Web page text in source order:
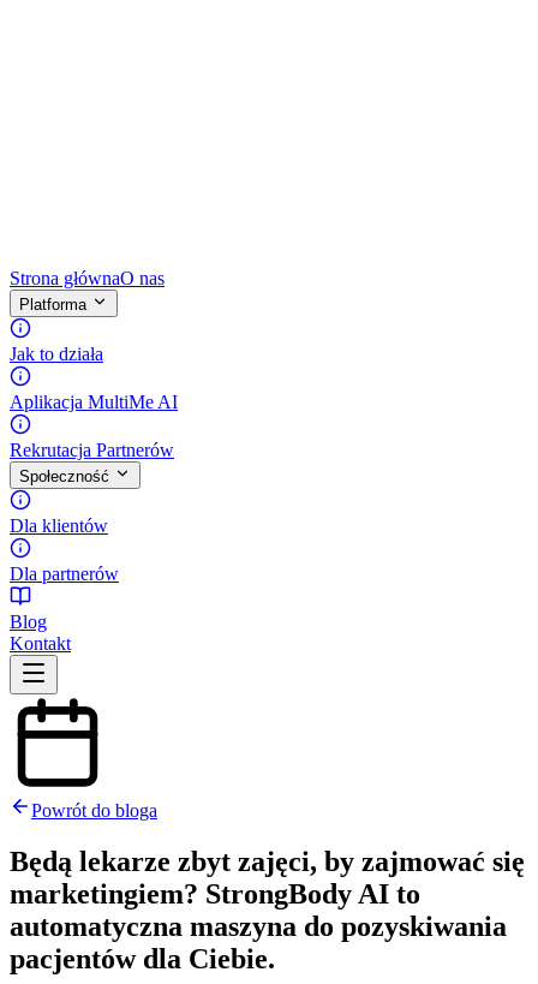
Strona głównaO nas
Platforma
Jak to działa
Aplikacja MultiMe AI
Rekrutacja Partnerów
Społeczność
Dla klientów
Dla partnerów
Blog
Kontakt
Powrót do bloga
Będą lekarze zbyt zajęci, by zajmować się
marketingiem? StrongBody AI to
automatyczna maszyna do pozyskiwania
pacjentów dla Ciebie.